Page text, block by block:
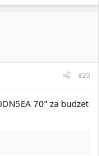
#20
70" za budzet